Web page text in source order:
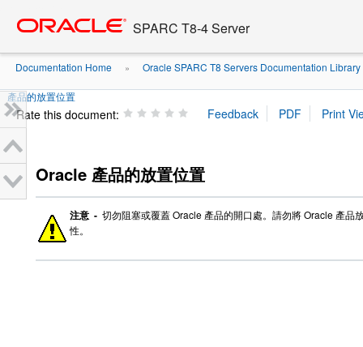
content
SPARC T8-4 Server
Documentation Home » Oracle SPARC T8 Servers Documentation Library
產品的放置位置
Rate this document:
Oracle 產品的放置位置
注意 - 切勿阻塞或覆蓋 Oracle 產品的開口處。請勿將 Oracle 產
性。